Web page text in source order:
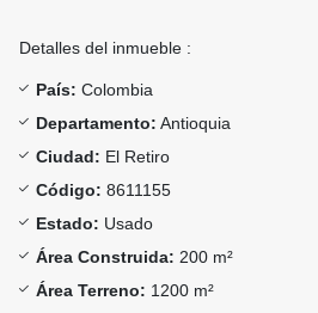
Detalles del inmueble :
País: Colombia
Departamento: Antioquia
Ciudad: El Retiro
Código: 8611155
Estado: Usado
Área Construida: 200 m²
Área Terreno: 1200 m²